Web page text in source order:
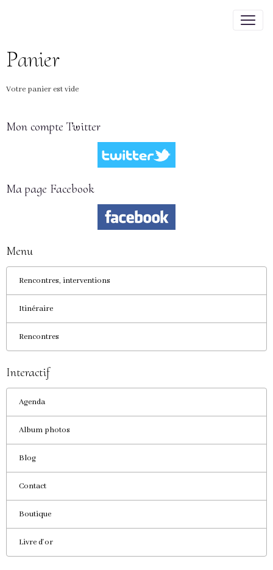
Panier
Votre panier est vide
Mon compte Twitter
Ma page Facebook
Menu
Rencontres, interventions
Itinéraire
Rencontres
Interactif
Agenda
Album photos
Blog
Contact
Boutique
Livre d'or